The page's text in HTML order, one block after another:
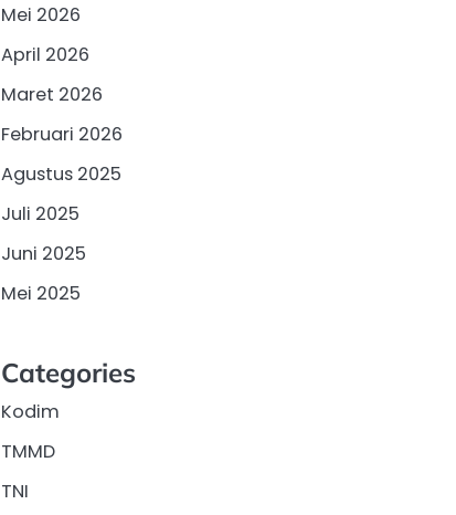
Mei 2026
April 2026
Maret 2026
Februari 2026
Agustus 2025
Juli 2025
Juni 2025
Mei 2025
Categories
Kodim
TMMD
TNI